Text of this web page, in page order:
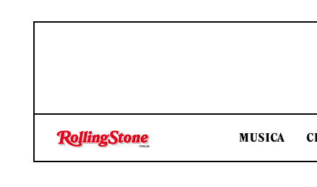
MUSICA